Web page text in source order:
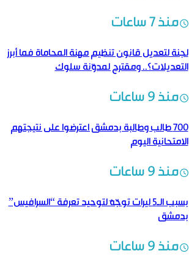
منذ 7 ساعات
لجنة لتعديل قانون تنظيم مهنة المحاماة فما أبرز
التعديلات؟.. ومقترح لمدوّنة سلوك
منذ 9 ساعات
700 طالب وطالبة بدمشق اعترضوا على نتيجتهم
الامتحانية اليوم
منذ 9 ساعات
بسبب الـ5 ليرات توجّهٌ لتوحيد تعرفة “السرافيس”
بدمشق
منذ 9 ساعات